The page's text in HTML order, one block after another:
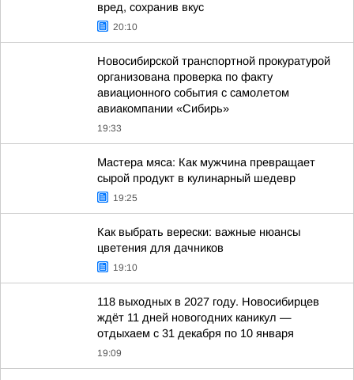
вред, сохранив вкус
20:10
Новосибирской транспортной прокуратурой
организована проверка по факту
авиационного события с самолетом
авиакомпании «Сибирь»
19:33
Мастера мяса: Как мужчина превращает
сырой продукт в кулинарный шедевр
19:25
Как выбрать верески: важные нюансы
цветения для дачников
19:10
118 выходных в 2027 году. Новосибирцев
ждёт 11 дней новогодних каникул —
отдыхаем с 31 декабря по 10 января
19:09